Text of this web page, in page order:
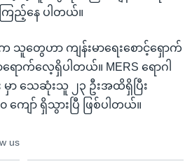
ြည့်နေ ပါတယ်။
တွေဟာ ကျန်းမာရေးစောင့်ရှောက်
ာက်လေ့ရှိပါတယ်။ MERS ရောဂါ
မှာ သေဆုံးသူ ၂၃ ဦးအထိရှိပြီး
ျော် ရှိသွားပြီ ဖြစ်ပါတယ်။
us